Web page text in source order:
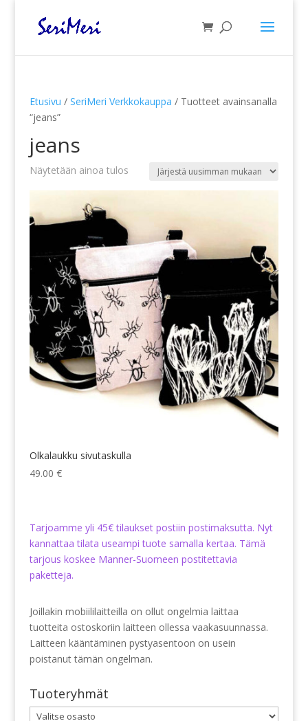
Etusivu / SeriMeri Verkkokauppa / Tuotteet avainsanalla
“jeans”
jeans
Näytetään ainoa tulos
Olkalaukku sivutaskulla
49.00 €
Tarjoamme yli 45€ tilaukset postiin postimaksutta. Nyt
kannattaa tilata useampi tuote samalla kertaa. Tämä
tarjous koskee Manner-Suomeen postitettavia
paketteja.
Joillakin mobiililaitteilla on ollut ongelmia laittaa
tuotteita ostoskoriin laitteen ollessa vaakasuunnassa.
Laitteen kääntäminen pystyasentoon on usein
poistanut tämän ongelman.
Tuoteryhmät